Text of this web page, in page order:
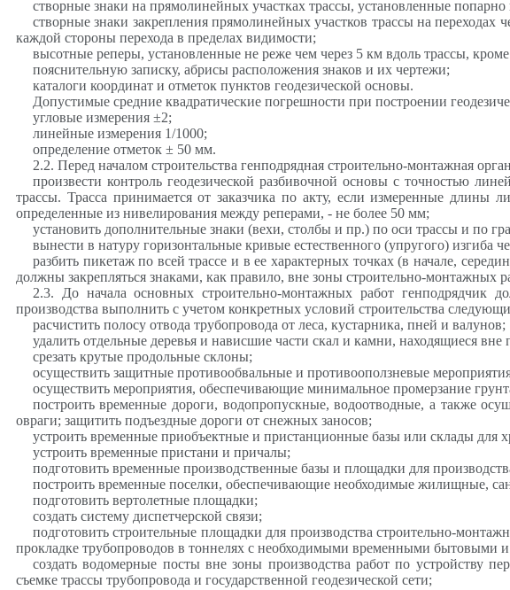
створные знаки на прямолинейных участках трассы, установленные
створные знаки закрепления прямолинейных участков трассы на переходах
каждой стороны перехода в пределах видимости;
высотные реперы, установленные не реже чем через 5 км вдоль трассы, кроме
пояснительную записку, абрисы расположения знаков и их чертежи;
каталоги координат и отметок пунктов геодезической основы.
Допустимые средние квадратическиепогрешности при построении
угловые измерения ±2;
линейные измерения 1/1000;
определение отметок ± 50 мм.
2.2. Перед началом строительства генподрядная строительно-монтажная
произвести контроль геодезической разбивочной основы с точностью
трассы. Трасса принимается от заказчика по акту, если измеренные
определенные из нивелирования между реперами, - не более 50 мм;
установить дополнительные знаки (вехи, столбы и пр.) по оси трассы и по
вынести в натуру горизонтальные кривые естественного (упругого) изгиба
разбить пикетаж по всей трассе и в ее характерных точках (в начале,
должны закрепляться знаками, как правило, вне зоны строительно-монтажных
2.3. До начала основных строительно-монтажных работ генподрядчик
производства выполнить с учетом конкретных условий строительства
расчистить полосу отвода трубопровода от леса, кустарника, пней и валунов;
удалить отдельные деревья и нависшие части скали камни, находящиеся вне
срезать крутые продольные склоны;
осуществить защитные противообвальные и противооползневые
осуществить мероприятия, обеспечивающие минимальное промерзание
построить временные дороги, водопропускные, водоотводные, а также
овраги; защитить подъездные дороги от снежных заносов;
устроить временные приобъектныеи пристанционные базы или склады для
устроить временные пристани и причалы;
подготовить временные производственные базы и площадки для
построить временные поселки, обеспечивающие необходимые жилищные,
подготовить вертолетные площадки;
создать систему диспетчерской связи;
подготовить строительные площадки для производства строительно-
прокладке трубопроводов в тоннелях с необходимыми временными бытовыми
создать водомерные посты вне зоны производства работ по устройству
съемке трассы трубопровода и государственной геодезической сети;